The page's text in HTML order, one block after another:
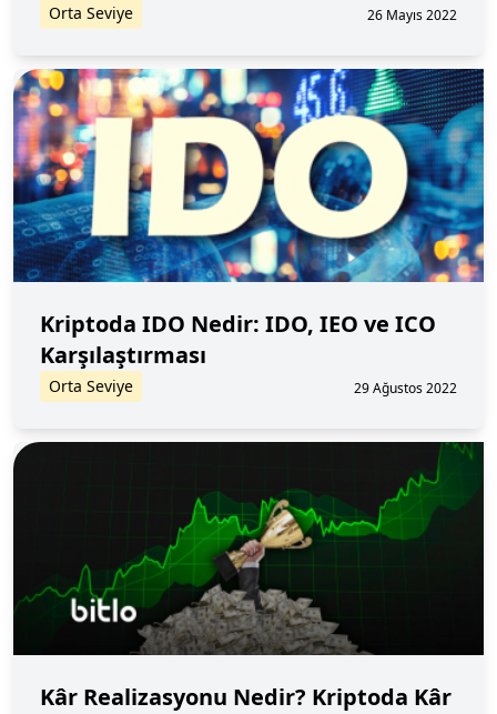
Orta Seviye 26 Mayıs 2022
Kriptoda IDO Nedir: IDO, IEO ve ICO
Karşılaştırması
Orta Seviye 29 Ağustos 2022
Kâr Realizasyonu Nedir? Kriptoda Kâr